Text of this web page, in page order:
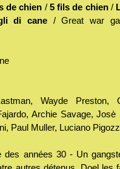
de chien / 5 fils de chien/
di cane / Great war
Wayde Preston,
Archie Savage,
Paul Muller, Luciano
des années 30 - Un